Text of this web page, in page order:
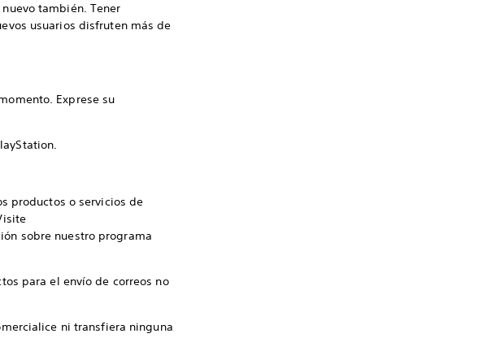
también. Tener
usuarios disfruten más de
Exprese su
productos o servicios de
sobre nuestro programa
para el envío de correos no
ni transfiera ninguna